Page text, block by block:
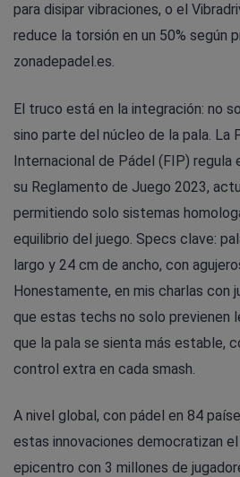
para disipar vibraciones, o el
reduce la torsión en un 50% según
zonadepadel.es.
El truco está en la integración: no
sino parte del núcleo de la pala. La
Internacional de Pádel (FIP)
su Reglamento de Juego 2023,
permitiendo solo sistemas
equilibrio del juego. Specs clave:
largo y 24 cm de ancho, con
Honestamente, en mis charlas con
que estas techs no solo previenen
que la pala se sienta más estable,
control extra en cada smash.
A nivel global, con pádel en 84
estas innovaciones democratizan
epicentro con 3 millones de